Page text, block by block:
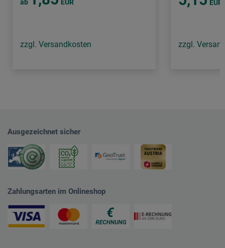
ab EUR
zzgl. Versandkosten
EUR
zzgl.
Ausgezeichnet sicher
Zahlungsarten im Onlineshop